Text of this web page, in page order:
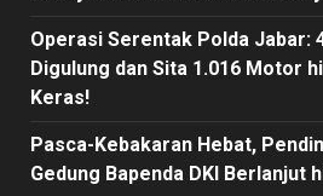
Operasi Serentak Polda Jabar:
Digulung dan Sita 1.016 Motor
Keras!
Pasca-Kebakaran Hebat,
Gedung Bapenda DKI Berlanjut